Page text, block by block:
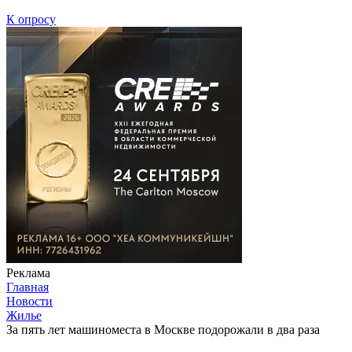
К опросу
Реклама
Главная
Новости
Жилье
За пять лет машиноместа в Москве подорожали в два раза